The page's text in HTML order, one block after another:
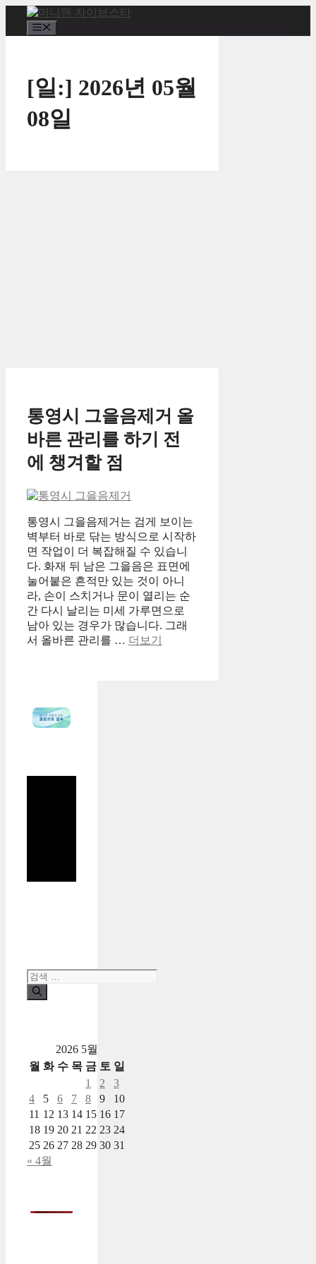
[일:] 2026년 05월
08일
통영시 그을음제거 올
바른 관리를 하기 전
에 챙겨할 점
통영시 그을음제거는 검게 보이는
벽부터 바로 닦는 방식으로 시작하
면 작업이 더 복잡해질 수 있습니
다. 화재 뒤 남은 그을음은 표면에
눌어붙은 흔적만 있는 것이 아니
라, 손이 스치거나 문이 열리는 순
간 다시 날리는 미세 가루면으로
남아 있는 경우가 많습니다. 그래
서 올바른 관리를 … 더보기
검
색:
2026 5월
월 화 수 목 금 토 일
1
2
3
4
5 6 7 8 9
10
11 12 13 14 15 16 17
18 19 20 21 22 23 24
25 26 27 28 29 30 31
« 4월